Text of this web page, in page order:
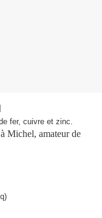
fer, cuivre et zinc.
Michel, amateur de